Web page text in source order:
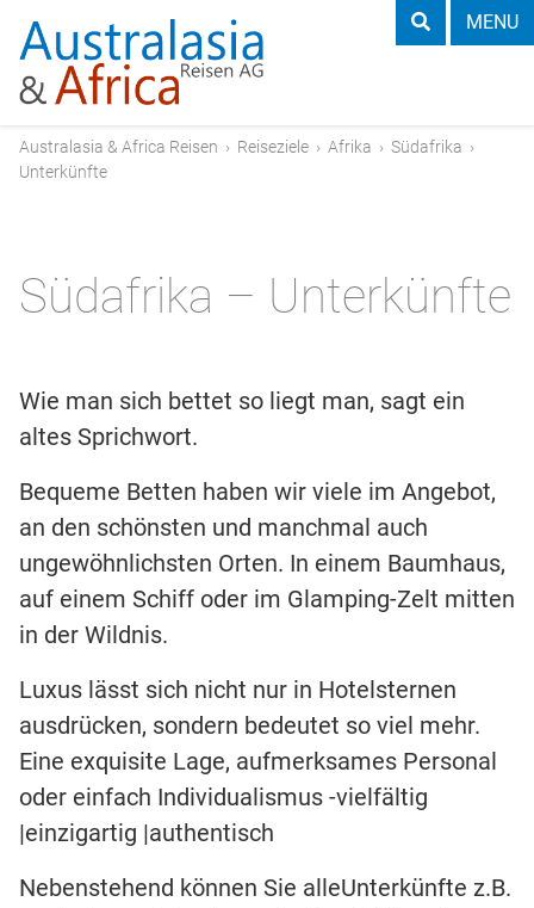
MENU
Australasia & Africa Reisen › Reiseziele › Afrika › Südafrika ›
Unterkünfte
Südafrika – Unterkünfte
Wie man sich bettet so liegt man, sagt ein
altes Sprichwort.
Bequeme Betten haben wir viele im Angebot,
an den schönsten und manchmal auch
ungewöhnlichsten Orten. In einem Baumhaus,
auf einem Schiff oder im Glamping-Zelt mitten
in der Wildnis.
Luxus lässt sich nicht nur in Hotelsternen
ausdrücken, sondern bedeutet so viel mehr.
Eine exquisite Lage, aufmerksames Personal
oder einfach Individualismus -vielfältig
|einzigartig |authentisch
Nebenstehend können Sie alleUnterkünfte z.B.